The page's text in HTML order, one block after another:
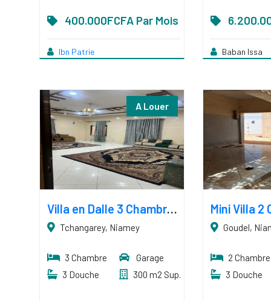
400.000FCFA Par Mois
Ibn Patrie Baban Issa
A Louer
Villa en Dalle 3 Chambres, Salon, 3 Douches Internes
Tchangarey, Niamey
3 Chambre
3 Douche
Garage
300 m2 Sup.
Goudel,
2 Chambre
3 Douche